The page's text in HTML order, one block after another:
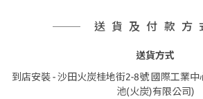
送貨及付款方
送貨方式
到店安裝 - 沙田火炭桂地街2-8號 國際工業
池(火炭)有限公司)